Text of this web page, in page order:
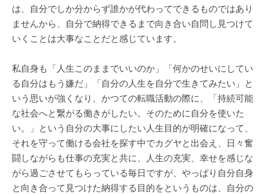
は、自分でしか分からず誰かが代わってできるものではあり
ませんから、自分で納得できるまで向き合い自問し見つけて
いくことは大事なことだと感じています。
私自身も「人生このままでいいのか」「何かのせいにしてい
る自分はもう嫌だ」「自分の人生を自分で生きてみたい」と
いう思いが強くなり、かつての転職活動の際に、「持続可能
な社会へと繋がる働きがしたい。そのために自分を使いた
い。」という自分の大事にしたい人生目的が明確になって、
それを守って働ける会社を探す中でカグヤと出会え、日々奮
闘しながらも仕事の充実と共に、人生の充実、幸せを感じな
がら過ごさせてもらっている毎日ですが、やっぱり自分自身
と向き合って見つけた納得する目的をというものは、自分の